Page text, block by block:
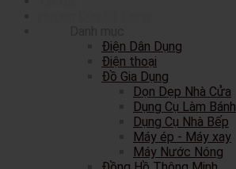
Điện Dân Dụng
Điện thoại
Đồ Gia Dụng
Dọn Dẹp Nhà Cửa
Dụng Cụ Làm Bánh
Dụng Cụ Nhà Bếp
Máy ép - Máy xay
Máy Nước Nóng